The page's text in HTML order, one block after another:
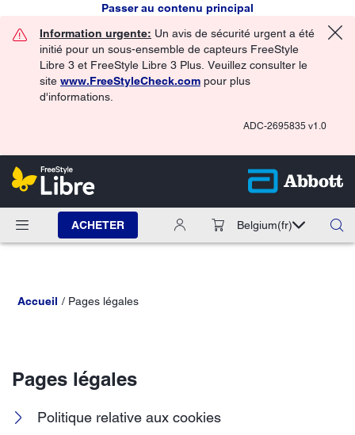
Passer au contenu principal
Information urgente: Un avis de sécurité urgent a été
initié pour un sous-ensemble de capteurs FreeStyle
Libre 3 et FreeStyle Libre 3 Plus. Veuillez consulter le
site www.FreeStyleCheck.com pour plus
d'informations.
ADC-2695835 v1.0
ACHETER Belgium(fr)
Accueil Pages légales
Pages légales
Politique relative aux cookies